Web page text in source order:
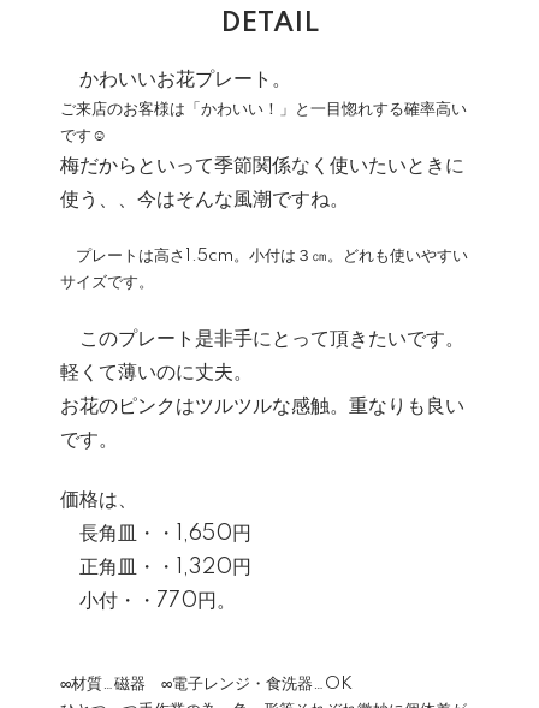
DETAIL
かわいいお花プレート。
ご来店のお客様は「かわいい！」と一目惚れする確率高い
です☺
梅だからといって季節関係なく使いたいときに
使う、、今はそんな風潮ですね。
プレートは高さ1.5cm。小付は３㎝。どれも使いやすい
サイズです。
このプレート是非手にとって頂きたいです。
軽くて薄いのに丈夫。
お花のピンクはツルツルな感触。重なりも良い
です。
価格は、
長角皿・・1,650円
正角皿・・1,320円
小付・・770円。
∞材質…磁器 ∞電子レンジ・食洗器…OK